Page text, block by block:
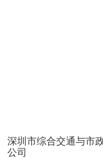
深圳市综合交通与市
公司